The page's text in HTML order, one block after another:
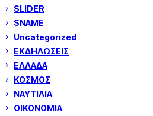
SLIDER
SNAME
Uncategorized
ΕΚΔΗΛΩΣΕΙΣ
ΕΛΛΑΔΑ
ΚΟΣΜΟΣ
ΝΑΥΤΙΛΙΑ
ΟΙΚΟΝΟΜΙΑ